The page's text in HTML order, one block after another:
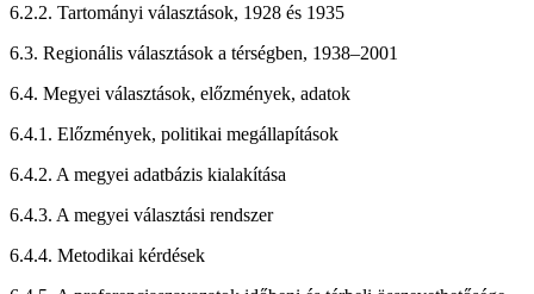
6.2.2. Tartományi választások, 1928 és 1935
6.3. Regionális választások a térségben, 1938–2001
6.4. Megyei választások, előzmények, adatok
6.4.1. Előzmények, politikai megállapítások
6.4.2. A megyei adatbázis kialakítása
6.4.3. A megyei választási rendszer
6.4.4. Metodikai kérdések